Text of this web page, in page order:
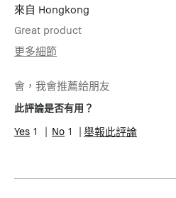
來自 Hongkong
Great product
更多細節
肌膚類型
乾性肌膚
肌膚問題
會，我會推薦給朋友
此評論是否有用？
1 1 舉報此評論